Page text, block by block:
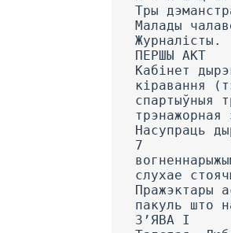
Тры
Малады
Журналісты.
ПЕРШЫ АКТ
Кабінет
кіравання
спартыўныя
Насупраць
7
слухае
Пражэктары
пакуль што
З’ЯВА I